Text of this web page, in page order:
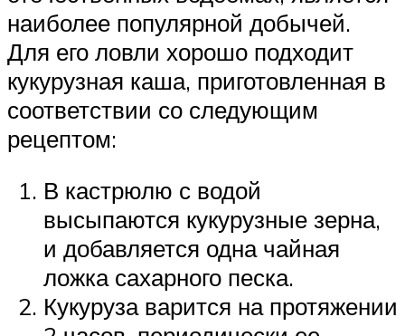
наиболее популярной добычей.
Для его ловли хорошо подходит
кукурузная каша, приготовленная в
соответствии со следующим
рецептом:
В кастрюлю с водой
высыпаются кукурузные зерна,
и добавляется одна чайная
ложка сахарного песка.
Кукуруза варится на протяжении